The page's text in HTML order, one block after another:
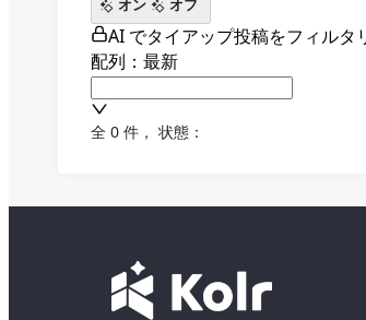
オン
オフ
AI でタイアップ投稿をフィルタ
配列：最新
全 0 件 ， 状態：